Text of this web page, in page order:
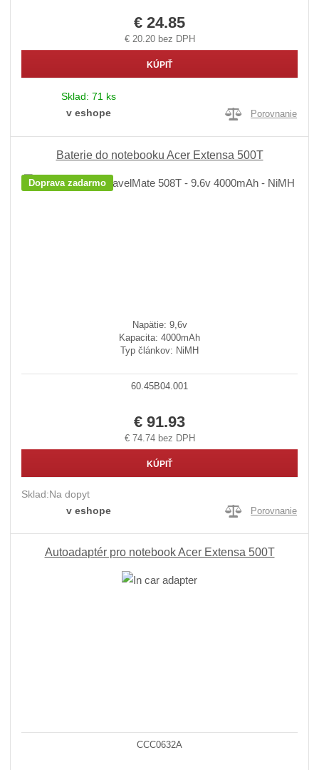
€ 24.85
€ 20.20 bez DPH
KÚPIŤ
Sklad: 71 ks
v eshope
Porovnanie
Baterie do notebooku Acer Extensa 500T
Doprava zadarmo
Napätie: 9,6v
Kapacita: 4000mAh
Typ článkov: NiMH
60.45B04.001
€ 91.93
€ 74.74 bez DPH
KÚPIŤ
Sklad:Na dopyt
v eshope
Porovnanie
Autoadaptér pro notebook Acer Extensa 500T
CCC0632A